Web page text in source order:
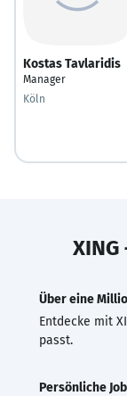
Kostas Tavlaridis
Manager
Köln
Über eine
Entdecke mit
passt.
Persönliche